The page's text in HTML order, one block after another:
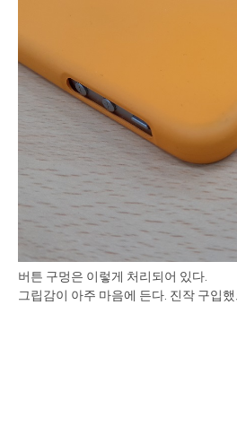
버튼 구멍은 이렇게 처리되어 있다.
그립감이 아주 마음에 든다. 진작 구입했